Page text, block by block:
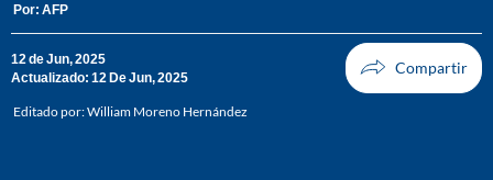
Por: AFP
12 de Jun, 2025
Actualizado: 12 De Jun, 2025
Editado por:William Moreno Hernández